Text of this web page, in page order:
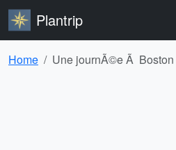
Plantrip
Home Une journÃ©e Ã Boston